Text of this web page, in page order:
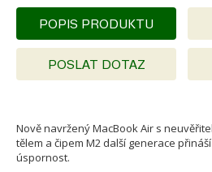
POPIS PRODUKTU
POSLAT DOTAZ
Nově navržený MacBook Air s
tělem a čipem M2 další generace
úspornost.